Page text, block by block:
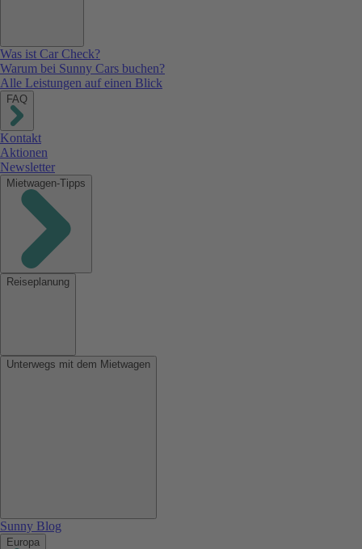
Was ist Car Check?
Warum bei Sunny Cars buchen?
Alle Leistungen auf einen Blick
FAQ
Kontakt
Aktionen
Newsletter
Mietwagen-Tipps
Reiseplanung
Unterwegs mit dem Mietwagen
Sunny Blog
Europa